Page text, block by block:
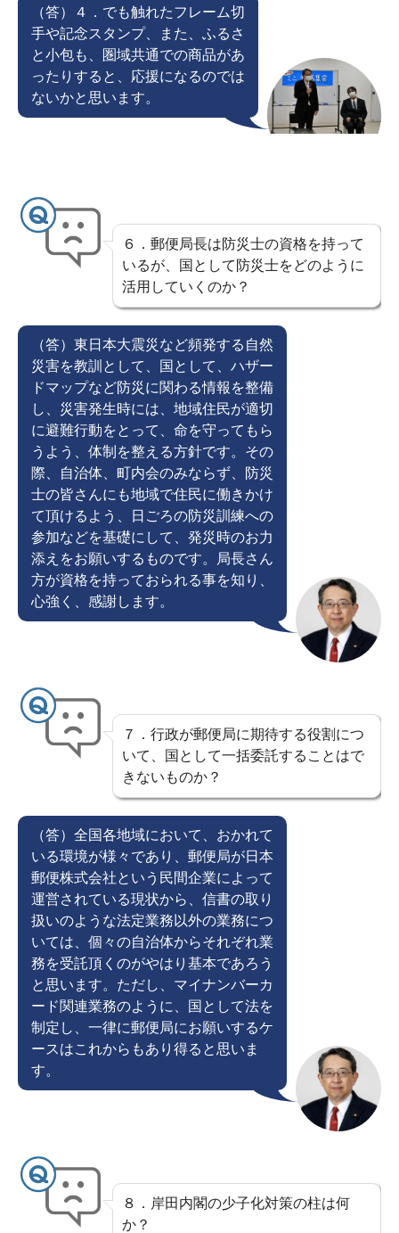
（答）４．でも触れたフレーム切
手や記念スタンプ、また、ふるさ
と小包も、圏域共通での商品があ
ったりすると、応援になるのでは
ないかと思います。
６．郵便局長は防災士の資格を持って
いるが、国として防災士をどのように
活用していくのか？
（答）東日本大震災など頻発する自然
災害を教訓として、国として、ハザー
ドマップなど防災に関わる情報を整備
し、災害発生時には、地域住民が適切
に避難行動をとって、命を守ってもら
うよう、体制を整える方針です。その
際、自治体、町内会のみならず、防災
士の皆さんにも地域で住民に働きかけ
て頂けるよう、日ごろの防災訓練への
参加などを基礎にして、発災時のお力
添えをお願いするものです。局長さん
方が資格を持っておられる事を知り、
心強く、感謝します。
７．行政が郵便局に期待する役割につ
いて、国として一括委託することはで
きないものか？
（答）全国各地域において、おかれて
いる環境が様々であり、郵便局が日本
郵便株式会社という民間企業によって
運営されている現状から、信書の取り
扱いのような法定業務以外の業務につ
いては、個々の自治体からそれぞれ業
務を受託頂くのがやはり基本であろう
と思います。ただし、マイナンバーカ
ード関連業務のように、国として法を
制定し、一律に郵便局にお願いするケ
ースはこれからもあり得ると思いま
す。
８．岸田内閣の少子化対策の柱は何
か？